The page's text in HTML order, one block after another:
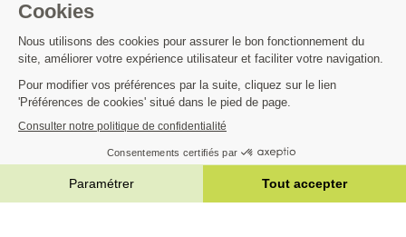
37,79 €
  AJOUTER AU PANIER
contact@matijardin.fr 04 81 120 120
Matijardin
Infos pratiques
|Réalisation